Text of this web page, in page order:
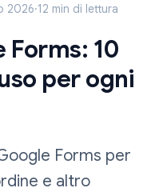
2026·12 min di lettura
Forms: 10
per ogni
Forms per
e altro